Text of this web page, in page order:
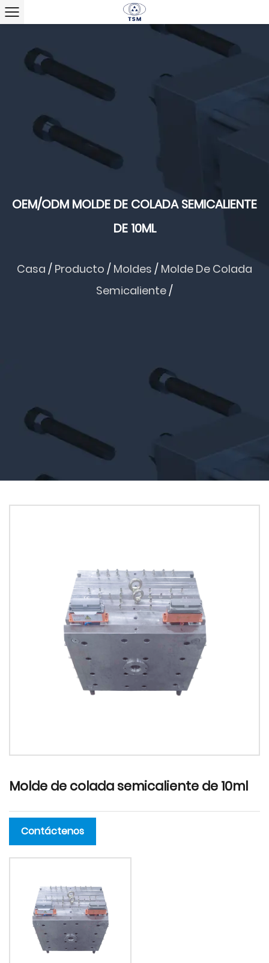
OEM/ODM MOLDE DE COLADA SEMICALIENTE
DE 10ML
Casa / Producto / Moldes / Molde De Colada
Semicaliente/
Molde de colada semicaliente de 10ml
Contáctenos